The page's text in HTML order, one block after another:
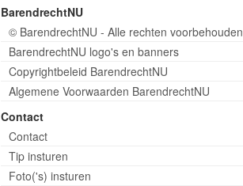
BarendrechtNU
© BarendrechtNU - Alle rechten voorbehouden
BarendrechtNU logo's en banners
Copyrightbeleid BarendrechtNU
Algemene Voorwaarden BarendrechtNU
Contact
Contact
Tip insturen
Foto('s) insturen